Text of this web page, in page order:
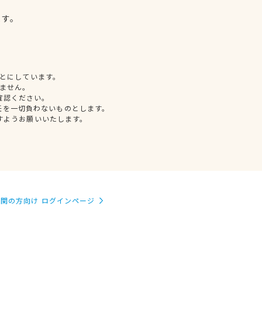
。
しています。
せん。
ください。
一切負わないものとします。
うお願いいたします。
の方向け ログインページ